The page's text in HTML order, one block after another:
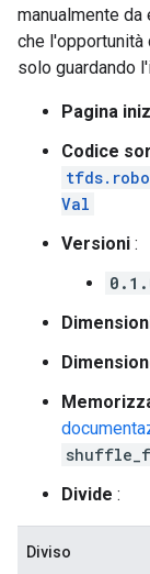
manualmente
che
solo guardando
Pagina
Codice
Val
Versioni :
Divide :
Diviso